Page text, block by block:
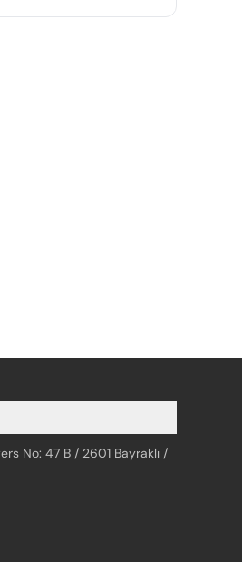
No: 47 B / 2601 Bayraklı /